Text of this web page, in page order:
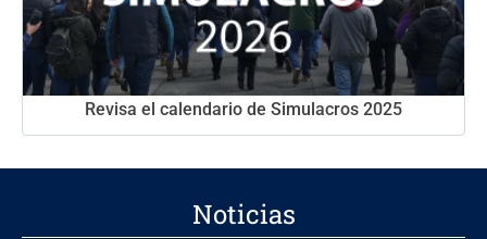
Revisa el calendario de Simulacros 2025
Noticias